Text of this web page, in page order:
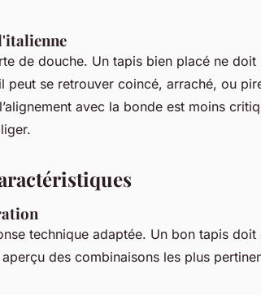
de douche. Un tapis bien placé ne doit
peut se retrouver coincé, arraché, ou
avec la bonde est moins
technique adaptée. Un bon tapis doit
des combinaisons les plus